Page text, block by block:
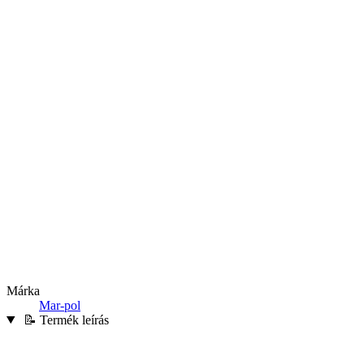
Márka
Mar-pol
📝 Termék leírás